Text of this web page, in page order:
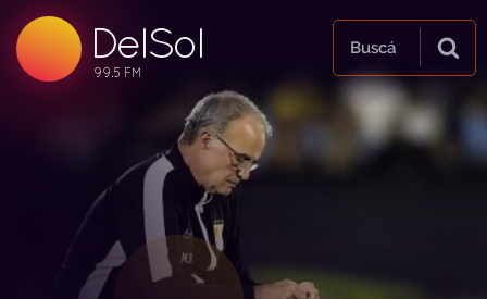
DelSol
99.5 FM
99.5 FM
99.5 FM
Buscá